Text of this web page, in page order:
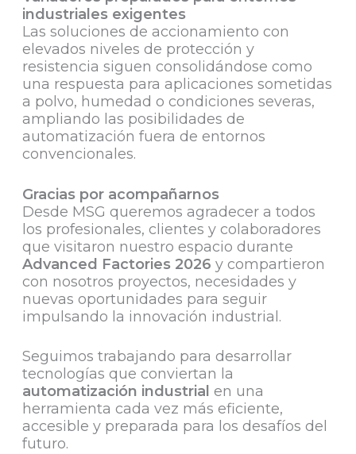
industriales exigentes
Las soluciones de accionamiento con
elevados niveles de protección y
resistencia siguen consolidándose como
una respuesta para aplicaciones sometidas
a polvo, humedad o condiciones severas,
ampliando las posibilidades de
automatización fuera de entornos
convencionales.
Gracias por acompañarnos
Desde MSG queremos agradecer a todos
los profesionales, clientes y colaboradores
que visitaron nuestro espacio durante
Advanced Factories 2026 y compartieron
con nosotros proyectos, necesidades y
nuevas oportunidades para seguir
impulsando la innovación industrial.
Seguimos trabajando para desarrollar
tecnologías que conviertan la
automatización industrial en una
herramienta cada vez más eficiente,
accesible y preparada para los desafíos del
futuro.